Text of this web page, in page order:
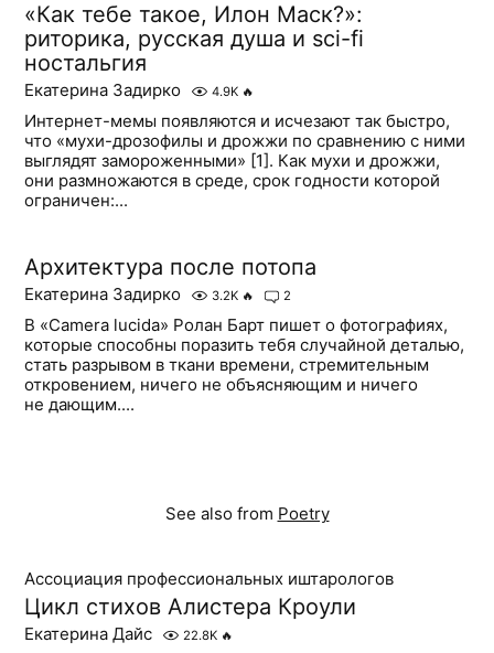
«Как тебе такое, Илон Маск?»:
риторика, русская душа и sci-fi
ностальгия
Екатерина Задирко 4.9K 🔥
Интернет-мемы появляются и исчезают так быстро,
что «мухи-дрозофилы и дрожжи по сравнению с ними
выглядят замороженными» [1]. Как мухи и дрожжи,
они размножаются в среде, срок годности которой
ограничен:...
Архитектура после потопа
Екатерина Задирко 3.2K 🔥 2
В «Camera lucida» Ролан Барт пишет о фотографиях,
которые способны поразить тебя случайной деталью,
стать разрывом в ткани времени, стремительным
откровением, ничего не объясняющим и ничего
не дающим....
See also from Poetry
Ассоциация профессиональных иштарологов
Цикл стихов Алистера Кроули
Екатерина Дайс 22.8K 🔥